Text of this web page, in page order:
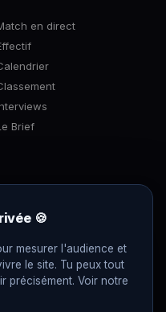
en direct
Brief
🍪
mesurer l'audience et
le site. Tu peux tout
précisément. Voir notre